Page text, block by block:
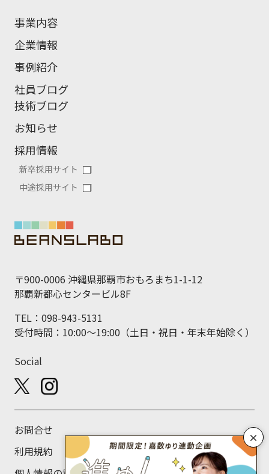
×
事業内容
企業情報
事例紹介
社員ブログ
技術ブログ
お知らせ
採用情報
新卒採用サイト
中途採用サイト
〒900-0006 沖縄県那覇市おもろまち1-1-12
那覇新都心センタービル8F
TEL：098-943-5131
受付時間：10:00～19:00（土日・祝日・年末年始除く）
Social
お問合せ
利用規約